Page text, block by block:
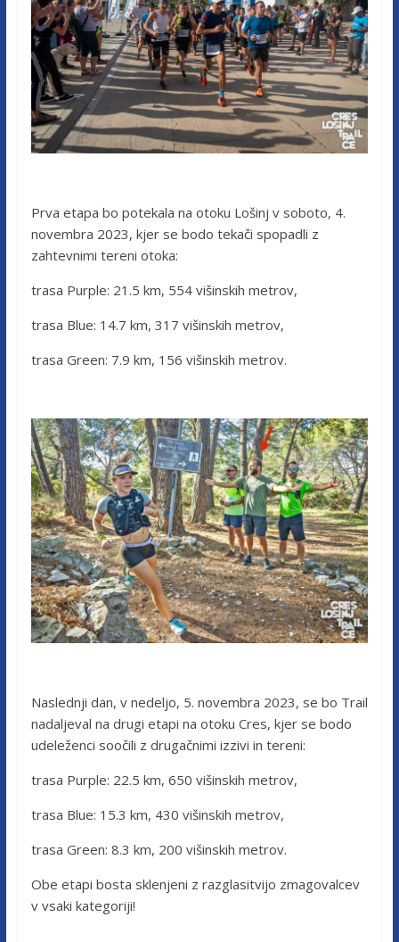
Prva etapa bo potekala na otoku Lošinj v soboto, 4.
novembra 2023, kjer se bodo tekači spopadli z
zahtevnimi tereni otoka:
trasa Purple: 21.5 km, 554 višinskih metrov,
trasa Blue: 14.7 km, 317 višinskih metrov,
trasa Green: 7.9 km, 156 višinskih metrov.
Naslednji dan, v nedeljo, 5. novembra 2023, se bo Trail
nadaljeval na drugi etapi na otoku Cres, kjer se bodo
udeleženci soočili z drugačnimi izzivi in tereni:
trasa Purple: 22.5 km, 650 višinskih metrov,
trasa Blue: 15.3 km, 430 višinskih metrov,
trasa Green: 8.3 km, 200 višinskih metrov.
Obe etapi bosta sklenjeni z razglasitvijo zmagovalcev
v vsaki kategoriji!